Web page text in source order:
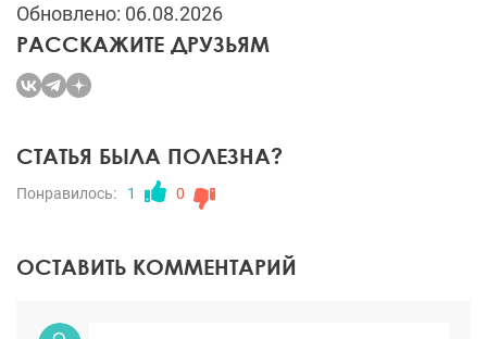
Обновлено: 06.08.2026
РАССКАЖИТЕ ДРУЗЬЯМ
СТАТЬЯ БЫЛА ПОЛЕЗНА?
Понравилось: 1 0
ОСТАВИТЬ КОММЕНТАРИЙ